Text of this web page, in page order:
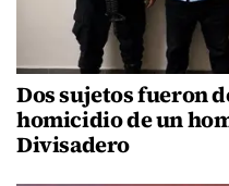
Dos sujetos fueron
homicidio de un
Divisadero